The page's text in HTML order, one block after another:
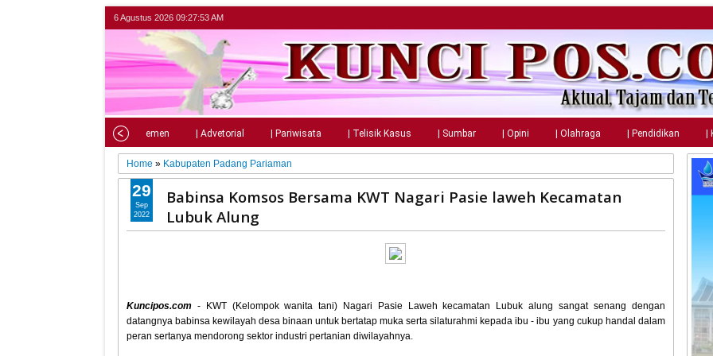
6 Agustus 2026 09:27:54 AM
| Parlemen | Advetorial | Pariwisata | Telisik Kasus | Sumbar | Opini | Olahraga | Pendidikan
Home » Kabupaten Padang Pariaman
Babinsa Komsos Bersama KWT Nagari Pasie laweh Kecamatan
Lubuk Alung
Kuncipos.com - KWT (Kelompok wanita tani) Nagari Pasie Laweh kecamatan Lubuk alung sangat senang dengan
datangnya babinsa kewilayah desa binaan untuk bertatap muka serta silaturahmi kepada ibu - ibu yang cukup handal dalam
peran sertanya mendorong sektor industri pertanian diwilayahnya.
29
Sep
2022